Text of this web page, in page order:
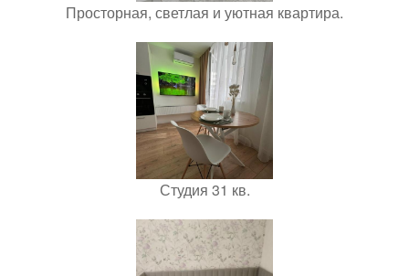
Просторная, светлая и уютная квартира.
Студия 31 кв.